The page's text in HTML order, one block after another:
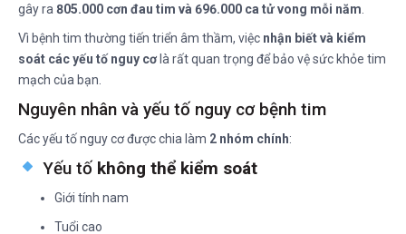
gây ra 805.000 cơn đau tim và 696.000 ca tử vong mỗi năm
Vì bệnh tim thường tiến triển âm thầm, việc nhận biết và kiểm
soát các yếu tố nguy cơlà rất quan trọng để bảo vệ sức khỏe tim
mạch của bạn.
Nguyên nhân và yếu tố nguy cơ bệnh tim
Các yếu tố nguy cơ được chia làm 2 nhóm chính:
Yếu tố không thể kiểm soát
Giới tính nam
Tuổi cao